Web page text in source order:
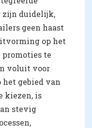
zijn duidelijk,
geen haast
op het
te
voluit voor
gebied van
kiezen, is
stevig